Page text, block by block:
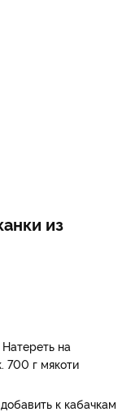
из
на
700 г мякоти
к кабачкам